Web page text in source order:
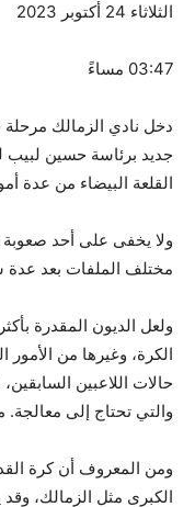
الثلاثاء 24 أكتوبر 2023
03:47 مساءً
دخل نادي الزمالك
القلعة البيضاء من عدة
ولا يخفى على أحد
مختلف الملفات بعد عدة
ولعل الديون المقدرة
الكرة، وغيرها من الأمور
حالات اللاعبين
والتي تحتاج إلى
ومن المعروف أن كرة
الكبرى مثل الزمالك،